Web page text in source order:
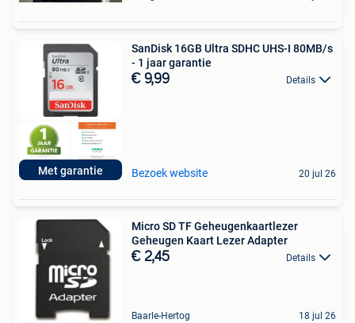
Met garantie
SanDisk 16GB Ultra SDHC UHS-I 80MB/s
- 1 jaar garantie
€ 9,99 Details
Bezoek website 20 jul 26
Micro SD TF Geheugenkaartlezer
Geheugen Kaart Lezer Adapter
€ 2,45 Details
Baarle-Hertog 18 jul 26